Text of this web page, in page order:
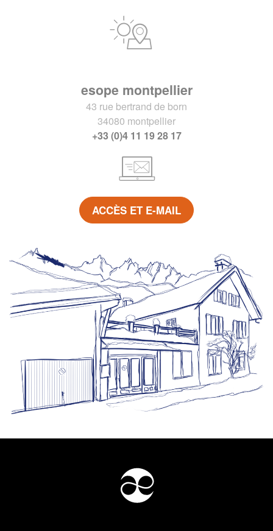
esope montpellier
43 rue bertrand de born
34080 montpellier
+33 (0)4 11 19 28 17
ACCÈS ET E-MAIL